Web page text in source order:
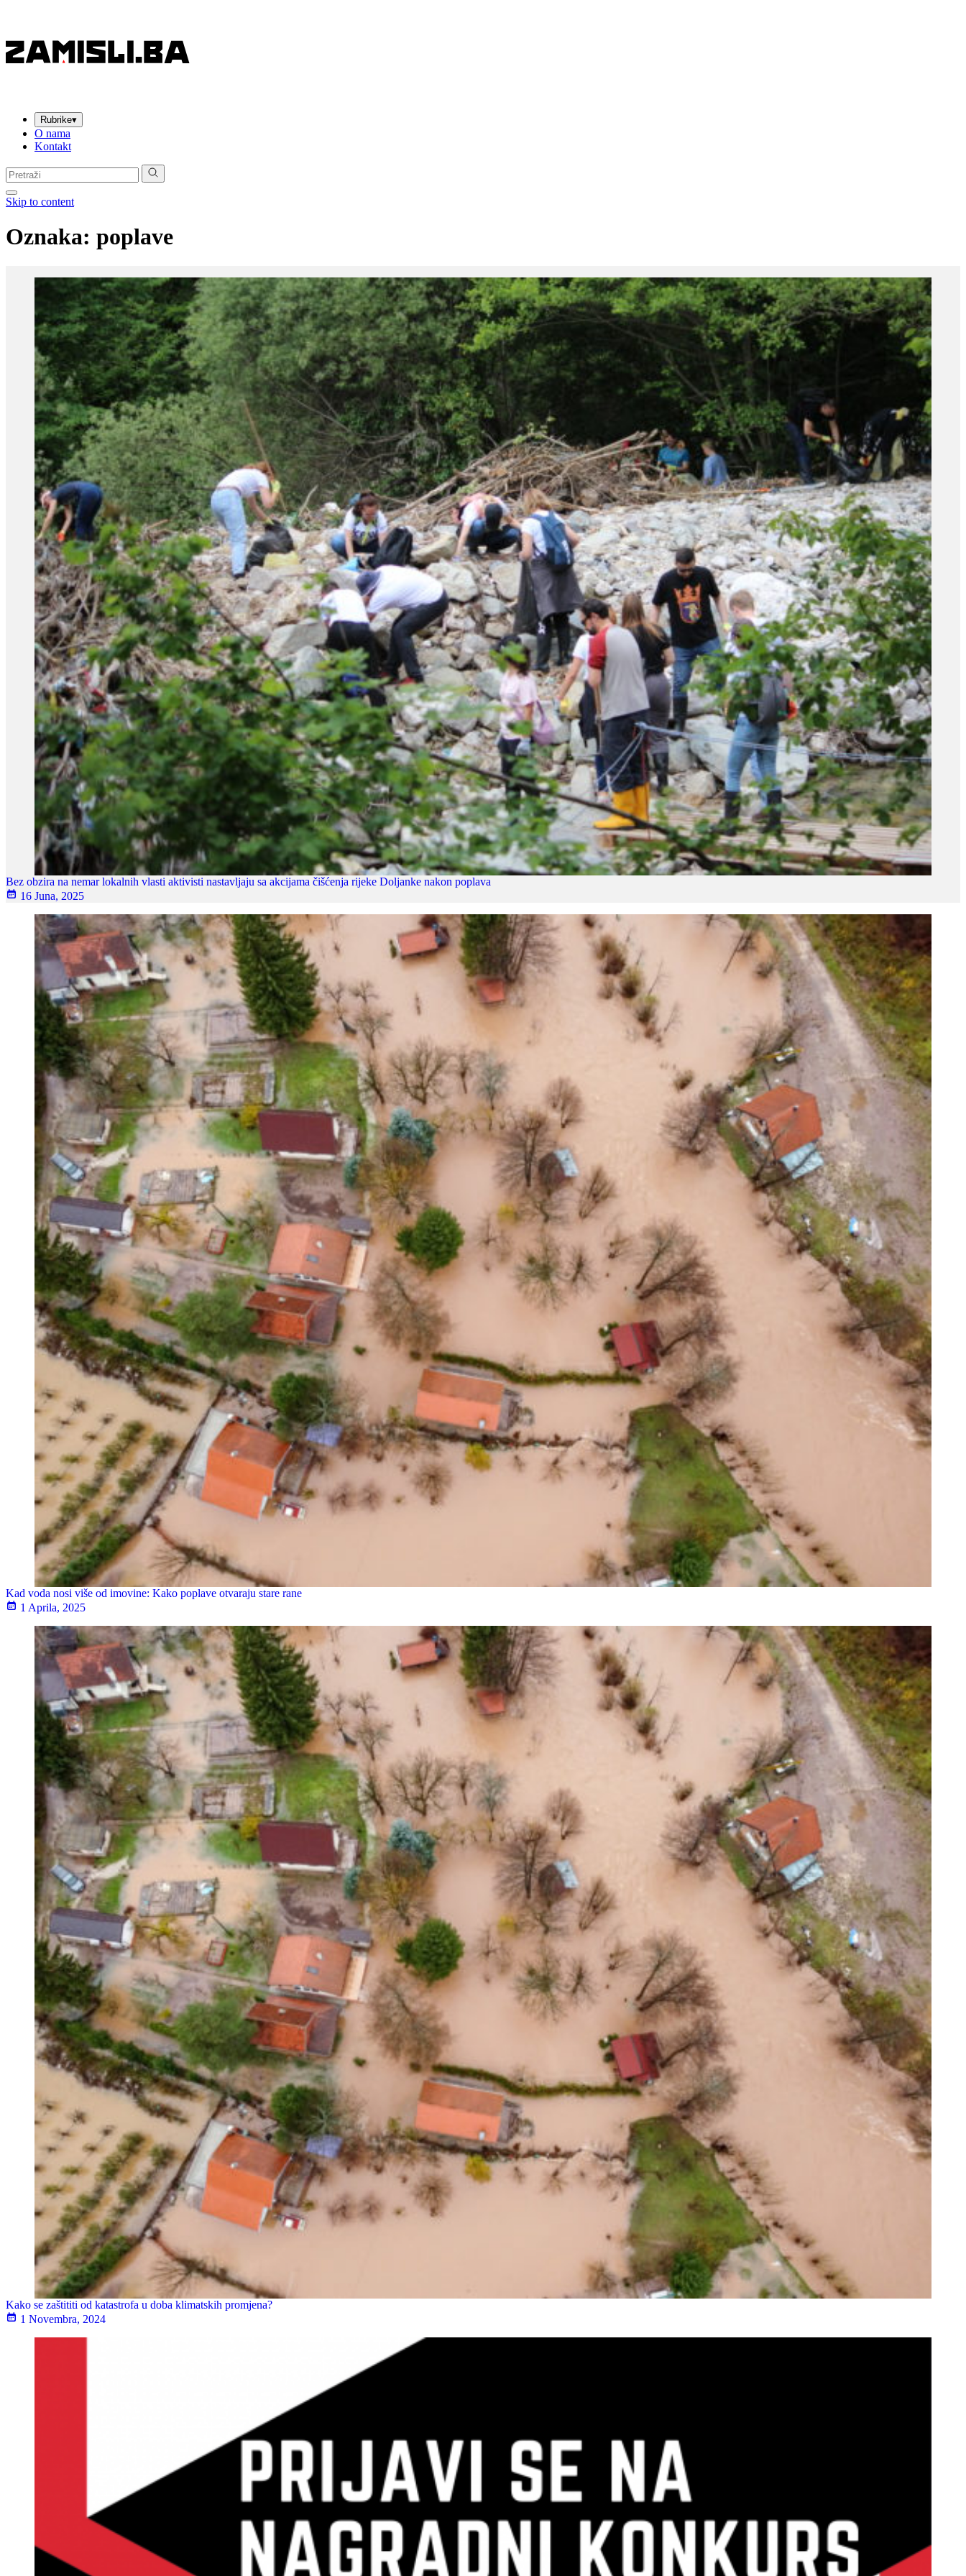
Rubrike▾
O nama
Kontakt
Pretraga:
Skip to content
Oznaka: poplave
Bez obzira na nemar lokalnih vlasti aktivisti nastavljaju sa akcijama čišćenja rijeke Doljanke nakon poplava
16 Juna, 2025
Kad voda nosi više od imovine: Kako poplave otvaraju stare rane
1 Aprila, 2025
Kako se zaštititi od katastrofa u doba klimatskih promjena?
1 Novembra, 2024